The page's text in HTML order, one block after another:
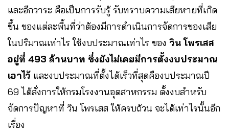
และอีกวาระ คือเป็นการรับรู้ รับทราบความเสียหายที่เกิด
ขึ้น ของแต่ละพื้นที่ว่าต้องมีการดำเนินการจัดการของเสีย
ในปริมาณเท่าไร ใช้งบประมาณเท่าไร ของ วิน โพรเสส
อยู่ที่ 493 ล้านบาท ซึ่งยังไม่เคยมีการตั้งงบประมาณ
เอาไว้ และงบประมาณที่ตั้งได้เร็วที่สุดคืองบประมาณปี
69 ได้สั่งการให้กรมโรงงานอุตสาหกรรม ตั้งงบสำหรับ
จัดการปัญหาที่ วิน โพรเสส ให้ครบถ้วน จะได้เท่าไรนั้นอีก
เรื่อง